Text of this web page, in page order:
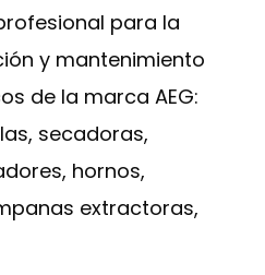
para la
y mantenimiento
de la marca AEG:
secadoras,
hornos,
extractoras,